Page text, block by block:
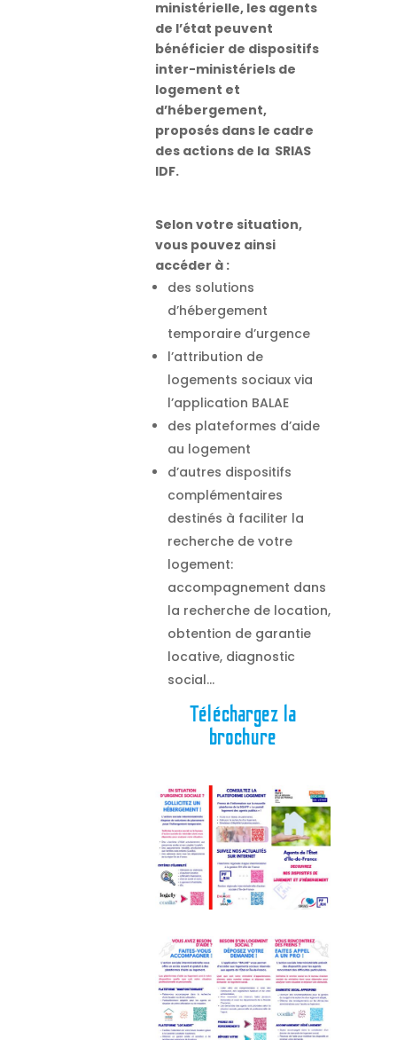
ministérielle, les agents
de l’état peuvent
bénéficier de dispositifs
inter-ministériels de
logement et
d’hébergement,
proposés dans le cadre
des actions de la SRIAS
IDF.
Selon votre situation,
vous pouvez ainsi
accéder à :
des solutions
d’hébergement
temporaire d’urgence
l’attribution de
logements sociaux via
l’application BALAE
des plateformes d’aide
au logement
d’autres dispositifs
complémentaires
destinés à faciliter la
recherche de votre
logement:
accompagnement dans
la recherche de location,
obtention de garantie
locative, diagnostic
social…
Téléchargez la
brochure